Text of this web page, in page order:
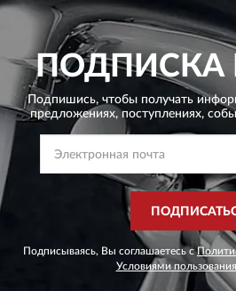
ПОДПИСКА
Подпишись, чтобы получать
предложениях, поступлениях,
Подписываясь, Вы соглашаетесь с
Условиями пользования